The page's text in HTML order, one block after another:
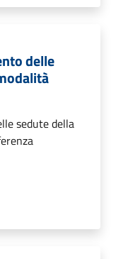
delle
sedute della